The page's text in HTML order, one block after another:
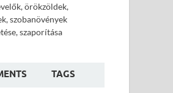
örökzöldek,
szobanövények
szaporítása
TAGS